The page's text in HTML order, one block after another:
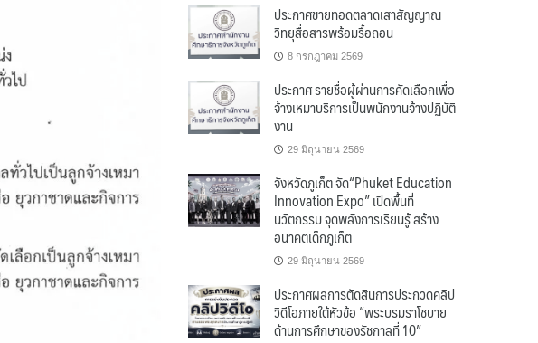
ประกาศขายทอดตลาดเสาสัญญาณ
วิทยุสื่อสารพร้อมรื้อถอน
8 กรกฎาคม 2569
ประกาศ รายชื่อผู้ผ่านการคัดเลือกเพื่อ
จ้างเหมาบริการเป็นพนักงานจ้างปฏิบัติ
งาน
29 มิถุนายน 2569
จังหวัดภูเก็ต จัด“Phuket Education
Innovation Expo” เปิดพื้นที่
นวัตกรรม จุดพลังการเรียนรู้ สร้าง
อนาคตเด็กภูเก็ต
29 มิถุนายน 2569
ประกาศผลการตัดสินการประกวดคลิป
วิดีโอภายใต้หัวข้อ “พระบรมราโชบาย
ด้านการศึกษาของรัชกาลที่ 10”